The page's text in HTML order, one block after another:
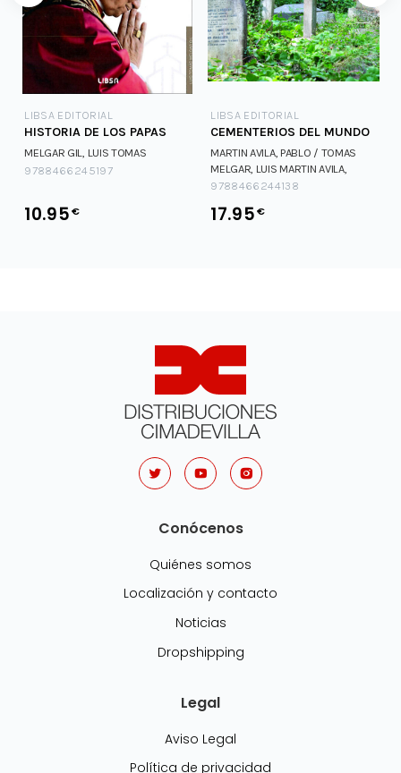
LIBSA EDITORIAL
HISTORIA DE LOS PAPAS
MELGAR GIL, LUIS TOMAS
9788466245197
10.95€
LIBSA EDITORIAL
CEMENTERIOS DEL MUNDO
MARTIN AVILA, PABLO / TOMAS
MELGAR, LUIS MARTIN AVILA,
PABLO / TOMAS MELGAR, LUIS
9788466244138
17.95€
Conócenos
Quiénes somos
Localización y contacto
Noticias
Dropshipping
Legal
Aviso Legal
Política de privacidad